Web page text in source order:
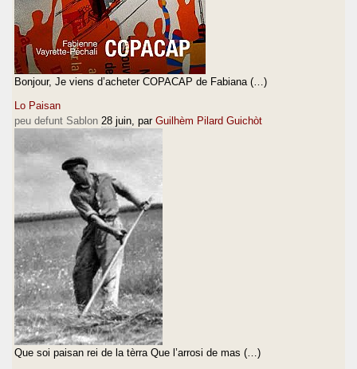
Bonjour, Je viens d’acheter COPACAP de Fabiana (…)
Lo Paisan
peu defunt Sablon 28 juin , par Guilhèm Pilard Guichòt
Que soi paisan rei de la tèrra Que l’arrosi de mas (…)